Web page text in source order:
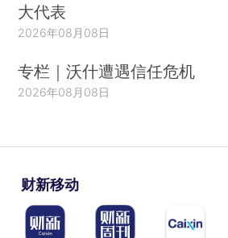
大代表
2026年08月08日
专栏｜沃什遭遇信任危机
2026年08月08日
财新移动